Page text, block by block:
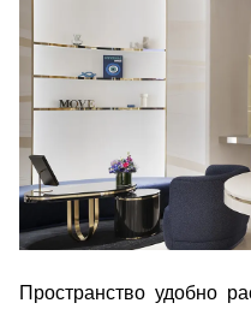
Пространство удобно